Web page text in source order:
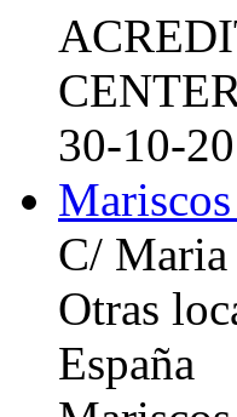
30-10-
C/ Maria
Otras
España